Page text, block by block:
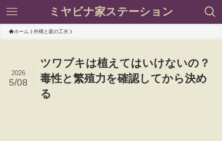
ミヤビナ家ステーション
ホーム 外構と庭の工夫
ツワブキは植えてはいけないの？
毒性と繁殖力を確認してから決め
る
2026
5/08